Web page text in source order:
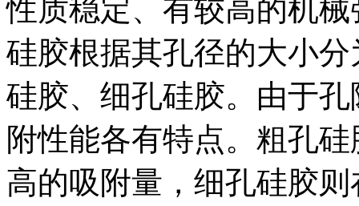
性质稳定、有较高的机
硅胶根据其孔径的大小
硅胶、细孔硅胶。由于
附性能各有特点。粗孔
高的吸附量，细孔硅胶